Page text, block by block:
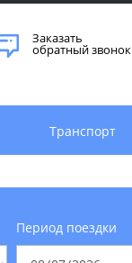
Заказать
обратный звонок
Транспорт
Период поездки